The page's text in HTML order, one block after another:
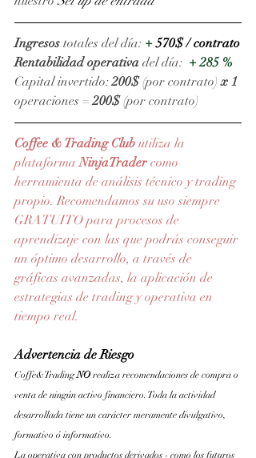
Ingresos totales del día: + 570$ / contrato
Rentabilidad operativa del día: + 285 %
Capital invertido: 200$ (por contrato) x 1
operaciones = 200$ (por contrato)
Coffee & Trading Club utiliza la
plataforma NinjaTrader como
herramienta de análisis técnico y trading
propio. Recomendamos su uso siempre
GRATUITO para procesos de
aprendizaje con las que podrás conseguir
un óptimo desarrollo, a través de
gráficas avanzadas, la aplicación de
estrategias de trading y operativa en
tiempo real.
Advertencia de Riesgo
Coffe&Trading NO realiza recomendaciones de compra o
venta de ningún activo financiero. Toda la actividad
desarrollada tiene un carácter meramente divulgativo,
formativo ó informativo.
La operativa con productos derivados - como los futuros